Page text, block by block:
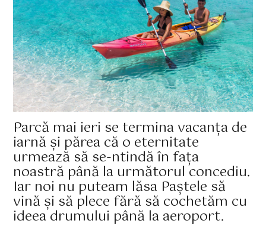
Parcă mai ieri se termina vacanța de
iarnă și părea că o eternitate
urmează să se-ntindă în fața
noastră până la următorul concediu.
Iar noi nu puteam lăsa Paștele să
vină și să plece fără să cochetăm cu
ideea drumului până la aeroport.